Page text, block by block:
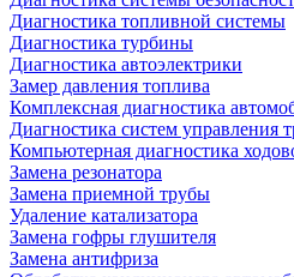
Диагностика топливной системы
Диагностика турбины
Диагностика автоэлектрики
Замер давления топлива
Комплексная диагностика
Диагностика систем управления
Компьютерная диагностика
Замена резонатора
Замена приемной трубы
Удаление катализатора
Замена гофры глушителя
Замена антифриза